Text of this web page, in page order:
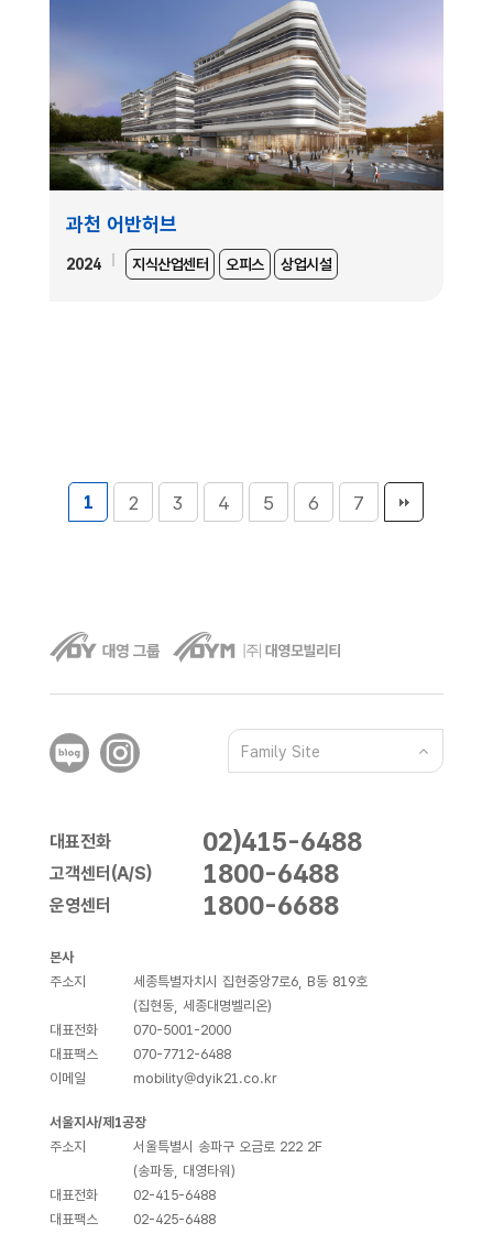
과천 어반허브
2024 지식산업센터 오피스 상업시설
1 2 3 4 5 6 7
Family Site
대표전화 02)415-6488
고객센터(A/S) 1800-6488
운영센터 1800-6688
본사
주소지
세종특별자치시 집현중앙7로6, B동 819호
(집현동, 세종대명벨리온)
대표전화
070-5001-2000
대표팩스
070-7712-6488
이메일
mobility@dyik21.co.kr
서울지사/제1공장
주소지
서울특별시 송파구 오금로 222 2F
(송파동, 대영타워)
대표전화
02-415-6488
대표팩스
02-425-6488